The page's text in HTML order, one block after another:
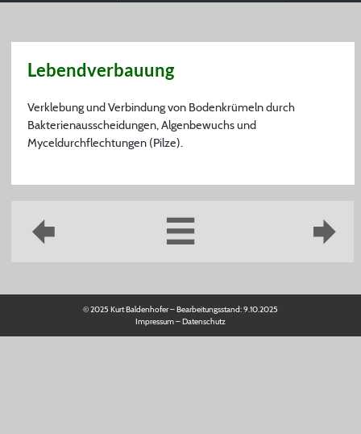
Lebendverbauung
Verklebung und Verbindung von Bodenkrümeln durch
Bakterienausscheidungen, Algenbewuchs und
Myceldurchflechtungen (Pilze).
© 2025 Kurt Baldenhofer – Bearbeitungsstand:9.10.2025
Impressum–Datenschutz